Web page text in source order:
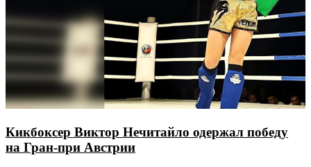
Кикбоксер Виктор Нечитайло одержал победу
на Гран-при Австрии